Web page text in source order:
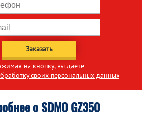
Заказать
на кнопку, вы даете
своих персональных данных
о SDMO GZ350